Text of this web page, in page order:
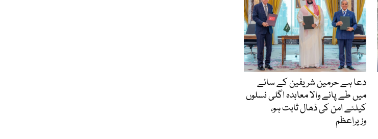
دعا ہے حرمین شریفین کے سائے
میں طے پانے والا معاہدہ اگلی نسلوں
کیلئے امن کی ڈھال ثابت ہو،
وزیراعظم